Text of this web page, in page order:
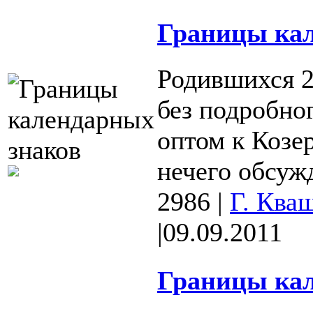
Границы
Родившихся
без
оптом к
нечего
2986 | Г.
|09.09.2011
Границы